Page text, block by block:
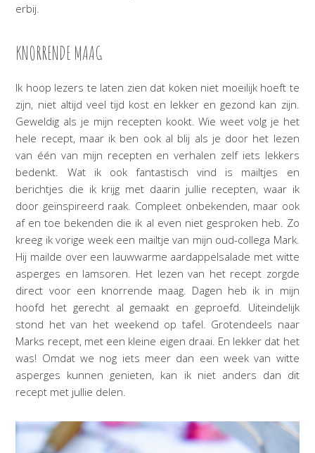
erbij.
KNORRENDE MAAG
Ik hoop lezers te laten zien dat koken niet moeilijk hoeft te
zijn, niet altijd veel tijd kost en lekker en gezond kan zijn.
Geweldig als je mijn recepten kookt. Wie weet volg je het
hele recept, maar ik ben ook al blij als je door het lezen
van één van mijn recepten en verhalen zelf iets lekkers
bedenkt. Wat ik ook fantastisch vind is mailtjes en
berichtjes die ik krijg met daarin jullie recepten, waar ik
door geïnspireerd raak. Compleet onbekenden, maar ook
af en toe bekenden die ik al even niet gesproken heb. Zo
kreeg ik vorige week een mailtje van mijn oud-collega Mark.
Hij mailde over een lauwwarme aardappelsalade met witte
asperges en lamsoren. Het lezen van het recept zorgde
direct voor een knorrende maag. Dagen heb ik in mijn
hoofd het gerecht al gemaakt en geproefd. Uiteindelijk
stond het van het weekend op tafel. Grotendeels naar
Marks recept, met een kleine eigen draai. En lekker dat het
was! Omdat we nog iets meer dan een week van witte
asperges kunnen genieten, kan ik niet anders dan dit
recept met jullie delen.